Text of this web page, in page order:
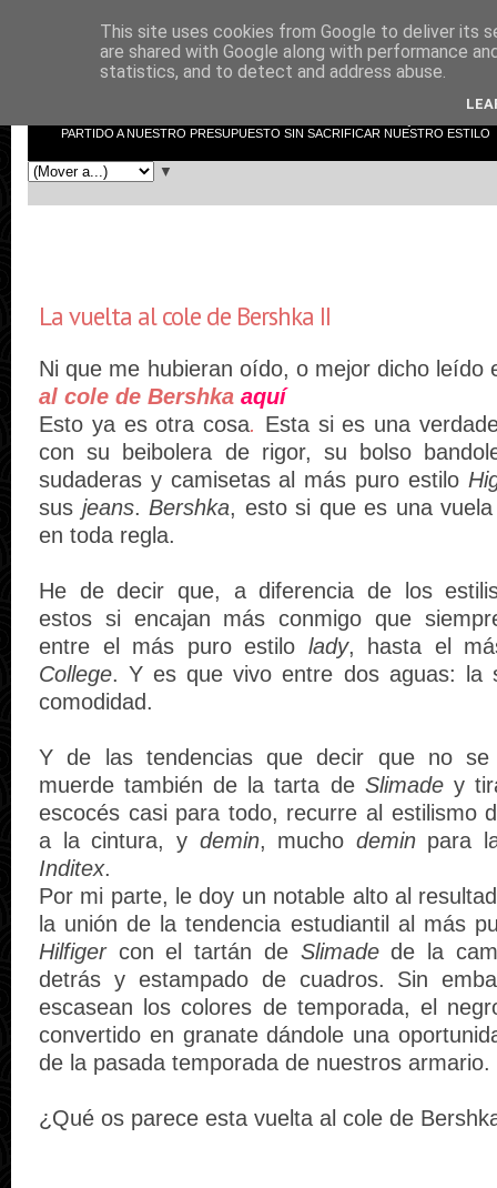
low cost shopper
PARTIDO A NUESTRO PRESUPUESTO SIN SACRIFICAR NUESTRO ESTILO
▼
La vuelta al cole de Bershka II
Ni que me hubieran oído, o mejor dicho leído
al cole de Bershka aquí
Esto ya es otra cosa. Esta si es una
con su beibolera de rigor, su bolso
sudaderas y camisetas al más puro estilo
sus jeans. Bershka, esto si que es una
en toda regla.
He de decir que, a diferencia de los
estos si encajan más conmigo que
entre el más puro estilo lady, hasta el
College. Y es que vivo entre dos aguas: la
comodidad.
Y de las tendencias que decir que no
muerde también de la tarta de Slimade y
escocés casi para todo, recurre al estilismo
a la cintura, y demin, mucho demin para
Inditex.
Por mi parte, le doy un notable alto al
la unión de la tendencia estudiantil al más
Hilfiger con el tartán de Slimadede la
detrás y estampado de cuadros. Sin
escasean los colores de temporada, el
convertido en granate dándole una
de la pasada temporada de nuestros armario.
¿Qué os parece esta vuelta al cole de
This site uses cookies from Google to deliver its
are shared with Google along with performance
statistics, and to detect and address abuse.